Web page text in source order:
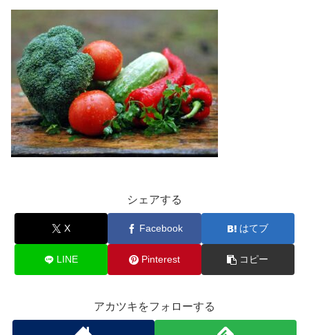
シェアする
X Facebook はてブ
LINE Pinterest コピー
アカツキをフォローする